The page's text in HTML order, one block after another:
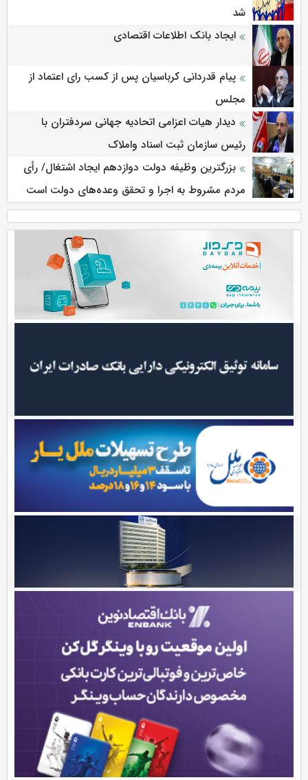
شد
ایجاد بانک اطلاعات اقتصادی
پیام قدردانی کرباسیان پس از کسب رای اعتماد از
مجلس
دیدار هیات اعزامی اتحادیه جهانی سردفتران با
رئیس سازمان ثبت اسناد واملاک
بزرگترین وظیفه دولت دوازدهم ایجاد اشتغال/ رأی
مردم مشروط به اجرا و تحقق وعده‌های دولت است